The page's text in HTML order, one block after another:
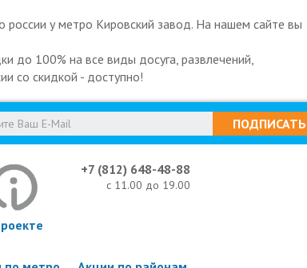
у метро Кировский завод. На нашем сайте вы
до 100% на все виды досуга, развлечений,
со скидкой - доступно!
+7 (812) 648-48-88
с 11.00 до 19.00